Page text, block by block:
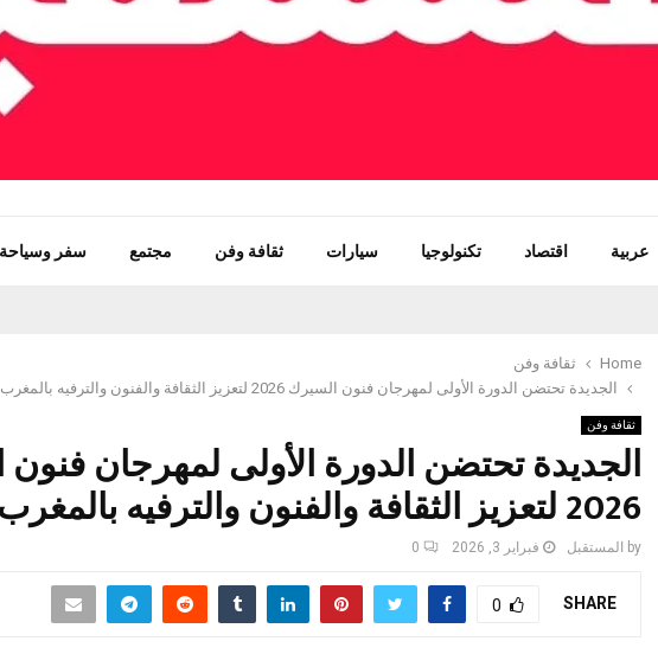
عربية اقتصاد تكنولوجيا سيارات ثقافة وفن مجتمع سفر وسياحة
Home
ثقافة وفن
الجديدة تحتضن الدورة الأولى لمهرجان فنون السيرك 2026 لتعزيز الثقافة والفنون والترفيه بالمغرب
ثقافة وفن
الجديدة تحتضن الدورة الأولى لمهرجان
2026 لتعزيز الثقافة والفنون والترفيه بالمغرب
by المستقبل فبراير 3, 2026 0
SHARE
0